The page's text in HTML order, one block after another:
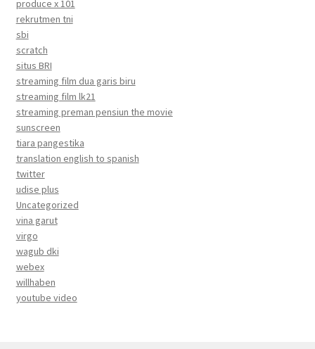
produce x 101
rekrutmen tni
sbi
scratch
situs BRI
streaming film dua garis biru
streaming film lk21
streaming preman pensiun the movie
sunscreen
tiara pangestika
translation english to spanish
twitter
udise plus
Uncategorized
vina garut
virgo
wagub dki
webex
willhaben
youtube video